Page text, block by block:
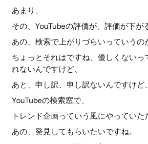
あまり、
その、YouTubeの評価が、評価が下が
あの、検索で上がりづらいっていうの
ちょっとそれはですね、優しくないっ
れないんですけど、
あと、申し訳、申し訳ないんですけど、
YouTubeの検索窓で、
トレンド企画っていう風にやっていた
あの、発見してもらいたいですね。